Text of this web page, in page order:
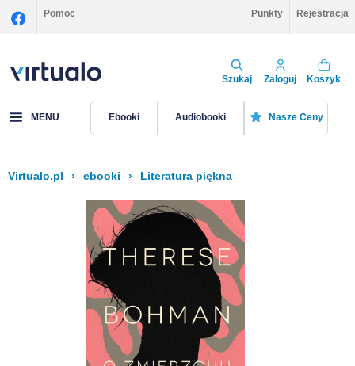
Pomoc Punkty Rejestracja
Szukaj Zaloguj Koszyk
MENU Ebooki Audiobooki Nasze Ceny
Virtualo.pl › ebooki › Literatura piękna